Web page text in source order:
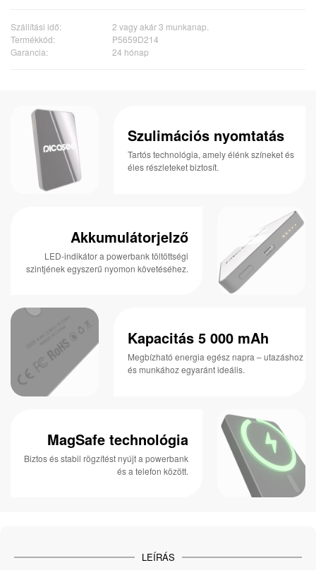
Szállítási idő:
2 vagy akár 3 munkanap.
Termékkód:
P5659D214
Garancia:
24 hónap
Szulimációs nyomtatás
Tartós technológia, amely élénk színeket és
éles részleteket biztosít.
Akkumulátorjelző
LED-indikátor a powerbank töltöttségi
szintjének egyszerű nyomon követéséhez.
Kapacitás 5 000 mAh
Megbízható energia egész napra – utazáshoz
és munkához egyaránt ideális.
MagSafe technológia
Biztos és stabil rögzítést nyújt a powerbank
és a telefon között.
LEÍRÁS